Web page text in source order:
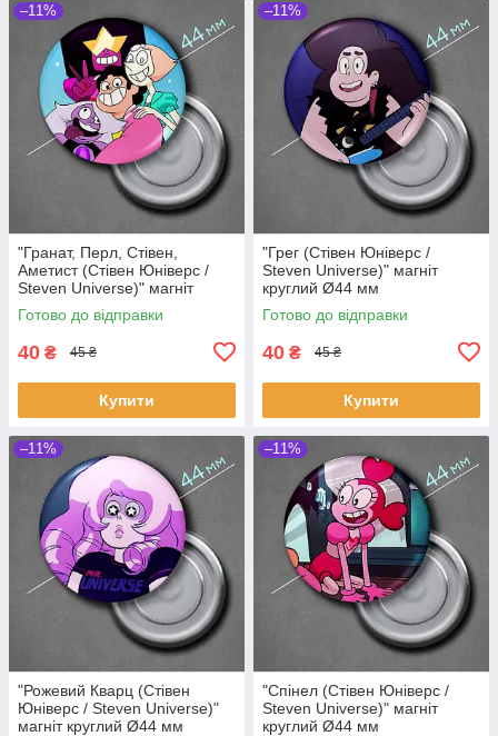
–11%
"Гранат, Перл, Стівен,
Аметист (Стівен Юніверс /
Steven Universe)" магніт
круглий Ø44 мм
Готово до відправки
40 ₴ 45 ₴
Купити
–11%
"Грег (Стівен Юніверс /
Steven Universe)" магніт
круглий Ø44 мм
Готово до відправки
40 ₴ 45 ₴
Купити
–11%
"Рожевий Кварц (Стівен
Юніверс / Steven Universe)"
магніт круглий Ø44 мм
–11%
"Спінел (Стівен Юніверс /
Steven Universe)" магніт
круглий Ø44 мм